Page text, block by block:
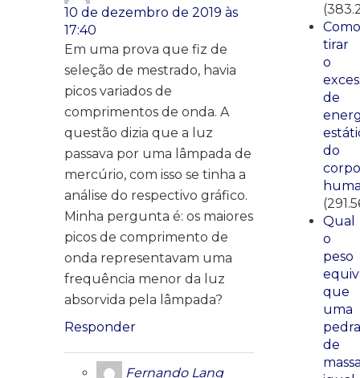
10 de dezembro de 2019 às
17:40
Em uma prova que fiz de
seleção de mestrado, havia
picos variados de
comprimentos de onda. A
questão dizia que a luz
passava por uma lâmpada de
mercúrio, com isso se tinha a
análise do respectivo gráfico.
Minha pergunta é: os maiores
picos de comprimento de
onda representavam uma
frequência menor da luz
absorvida pela lâmpada?
Responder
Fernando Lang
Como
tirar
o
de
do
corpo
Qual
o
peso
que
uma
pedra
de